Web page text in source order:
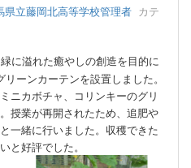
県立藤岡北高等学校管理者 カテ
に溢れた癒やしの創造を目的に
リーンカーテンを設置しました。
ニカボチャ、コリンキーのグリ
授業が再開されたため、追肥や
一緒に行いました。収穫できた
と好評でした。